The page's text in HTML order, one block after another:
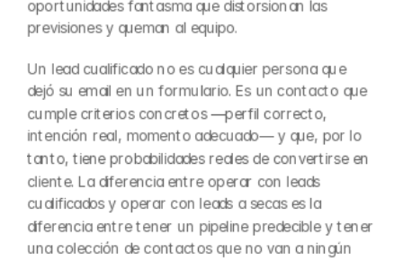
oportunidades fantasma que distorsionan las
previsiones y queman al equipo.
Un lead cualificado no es cualquier persona que
dejó su email en un formulario. Es un contacto que
cumple criterios concretos —perfil correcto,
intención real, momento adecuado— y que, por lo
tanto, tiene probabilidades reales de convertirse en
cliente. La diferencia entre operar con leads
cualificados y operar con leads a secas es la
diferencia entre tener un pipeline predecible y tener
una colección de contactos que no van a ningún